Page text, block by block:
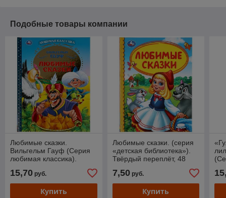
Подобные товары компании
Любимые сказки.
Вильгельм Гауф (Серия
любимая классика).
Бумага офсетная.
15,70 руб.
Купить
Любимые сказки. (серия
«детская библиотека»).
Твёрдый переплёт, 48
офсетная.
7,50руб.
Купить